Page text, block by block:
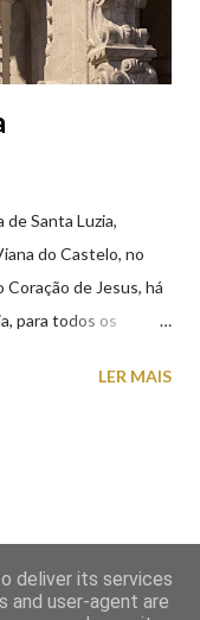
Santa Luzia,
do Castelo, no
de Jesus, há
para todos os
no cimo do monte
pelos católicos,
LER MAIS
deliver its services
and user-agent are